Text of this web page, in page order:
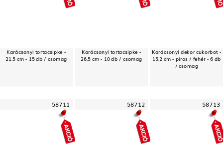
Karácsonyi tortacsipke -
21,5 cm - 15 db / csomag
Karácsonyi tortacsipke -
26,5 cm - 10 db / csomag
Karácsonyi dekor cukorbot -
15,2 cm - piros / fehér - 6 db
/ csomag
58711 58712 58713